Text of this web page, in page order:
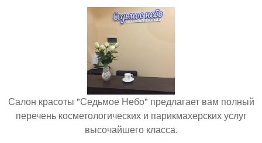
Салон красоты "Седьмое Небо" предлагает вам полный
перечень косметологических и парикмахерских услуг
высочайшего класса.